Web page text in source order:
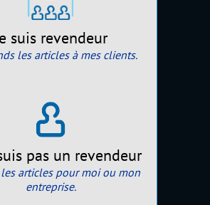
suis revendeur
les articles à mes clients.
pas un revendeur
les articles pour moi ou mon
entreprise.
nous
58
Sàrl